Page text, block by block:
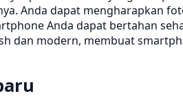
Anda dapat mengharapkan
Anda dapat bertahan
dan modern, membuat